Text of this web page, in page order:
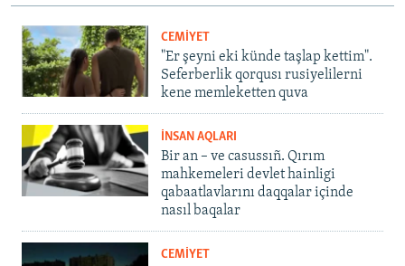
CEMİYET
"Er şeyni eki künde taşlap kettim".
Seferberlik qorqusı rusiyelilerni
kene memleketten quva
İNSAN AQLARI
Bir an – ve casussıñ. Qırım
mahkemeleri devlet hainligi
qabaatlavlarını daqqalar içinde
nasıl baqalar
CEMİYET